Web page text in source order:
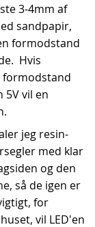
3-4mm af
sandpapir,
formodstand
Hvis
formodstand
5V vil en
jeg resin-
med klar
og den
så de igen er
for
vil LED'en